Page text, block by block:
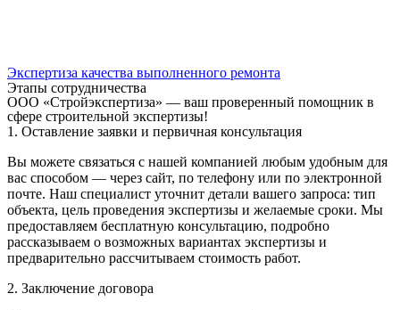
Экспертиза качества выполненного ремонта
Этапы сотрудничества
ООО «Стройэкспертиза» — ваш проверенный помощник в
сфере строительной экспертизы!
1. Оставление заявки и первичная консультация
Вы можете связаться с нашей компанией любым удобным для
вас способом — через сайт, по телефону или по электронной
почте. Наш специалист уточнит детали вашего запроса: тип
объекта, цель проведения экспертизы и желаемые сроки. Мы
предоставляем бесплатную консультацию, подробно
рассказываем о возможных вариантах экспертизы и
предварительно рассчитываем стоимость работ.
2. Заключение договора